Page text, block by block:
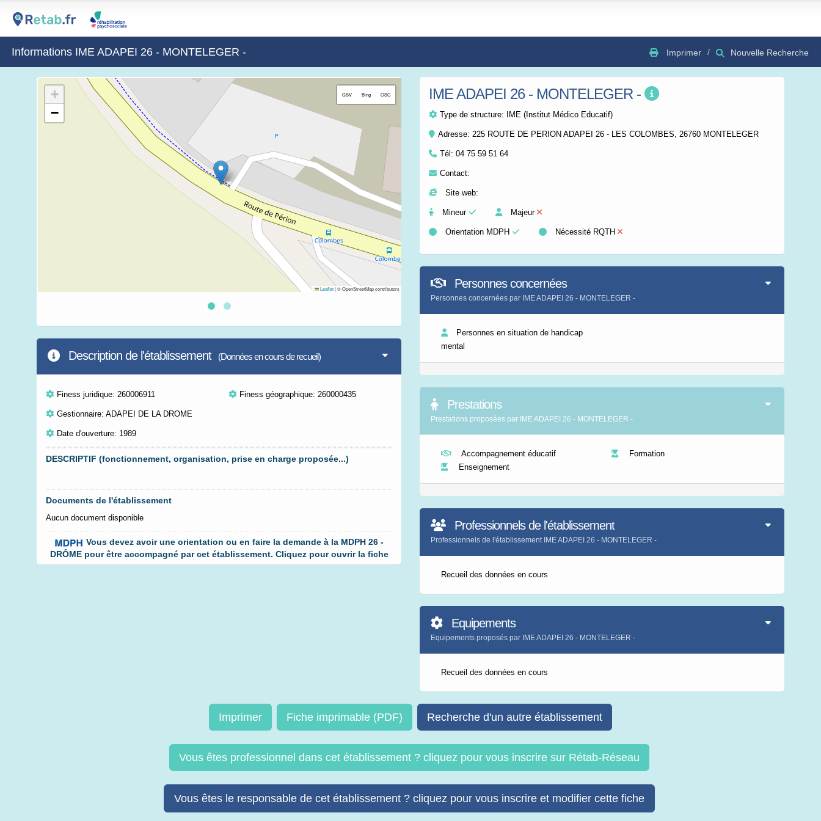
Informations IME ADAPEI 26 - MONTELEGER - Imprimer Nouvelle Recherche
+
−
GSV Bing OSC
Leaflet|© OpenStreetMap contributors
Description de l'établissement (Données en cours de recueil)
Finess juridique: 260006911 Finess géographique: 260000435
Gestionnaire: ADAPEI DE LA DROME
Date d'ouverture: 1989
DESCRIPTIF (fonctionnement, organisation, prise en charge proposée...)
Documents de l'établissement
Aucun document disponible
Vous devez avoir une orientation ou en faire la demande à la MDPH 26 -
DRÔME pour être accompagné par cet établissement. Cliquez pour ouvrir la fiche
IME ADAPEI 26 - MONTELEGER -
Type de structure: IME (Institut Médico Educatif)
Adresse: 225 ROUTE DE PERION ADAPEI 26 - LES COLOMBES, 26760 MONTELEGER
Tél: 04 75 59 51 64
Contact:
Site web:
Mineur Majeur
Orientation MDPH Nécessité RQTH
Personnes concernées
Personnes concernées par IME ADAPEI 26 - MONTELEGER -
Personnes en situation de handicap
mental
Prestations
Prestations proposées par IME ADAPEI 26 - MONTELEGER -
Accompagnement éducatif
Formation
Enseignement
Professionnels de l'établissement
Professionnels de l'établissement IME ADAPEI 26 - MONTELEGER -
Recueil des données en cours
Equipements
Equipements proposés par IME ADAPEI 26 - MONTELEGER -
Recueil des données en cours
Imprimer Fiche imprimable (PDF) Recherche d'un autre établissement
Vous êtes professionnel dans cet établissement ? cliquez pour vous inscrire sur Rétab-Réseau
Vous êtes le responsable de cet établissement ? cliquez pour vous inscrire et modifier cette fiche